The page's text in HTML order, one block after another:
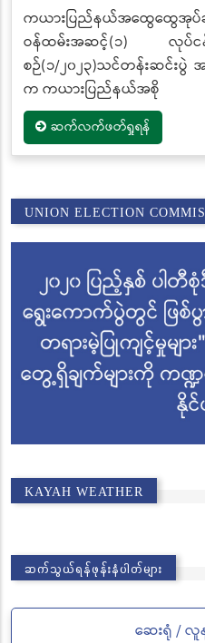
ကယားပြည်နယ်အထွေထွေအုပ်ချု
ဝန်ထမ်းအဆင့်(၁) လုပ်
စဉ်(၁/၂၀၂၃)သင်တန်းဆင်းပွဲ
က ကယားပြည်နယ်အစို
ဆက်လက်ဖတ်ရှုရန်
UNION ELECTION
KAYAH WEATHER
ဆက်သွယ်ရန်ဖုန်းနံပါတ်များ
ဆေးရုံ /